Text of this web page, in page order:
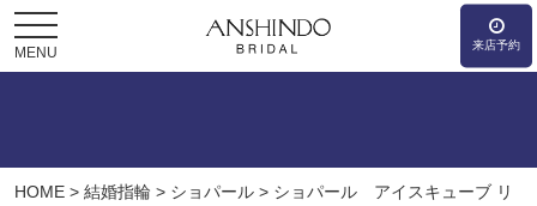
MENU 来店予約
HOME > 結婚指輪 > ショパール > ショパール アイスキューブ リ